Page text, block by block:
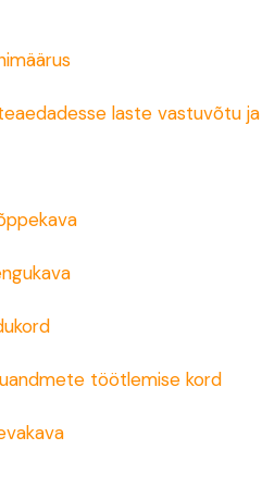
laste vastuvõtu
töötlemise kord